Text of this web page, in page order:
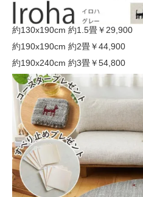
約130x190cm 約1.5畳￥29,900
約190x190cm 約2畳￥44,900
約190x240cm 約3畳￥54,800